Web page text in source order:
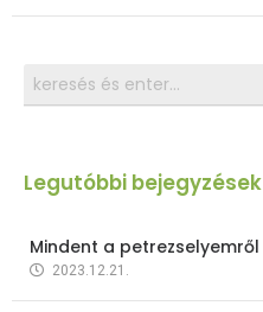
Legutóbbi bejegyzések
Mindent a petrezselyemről
2023.12.21.